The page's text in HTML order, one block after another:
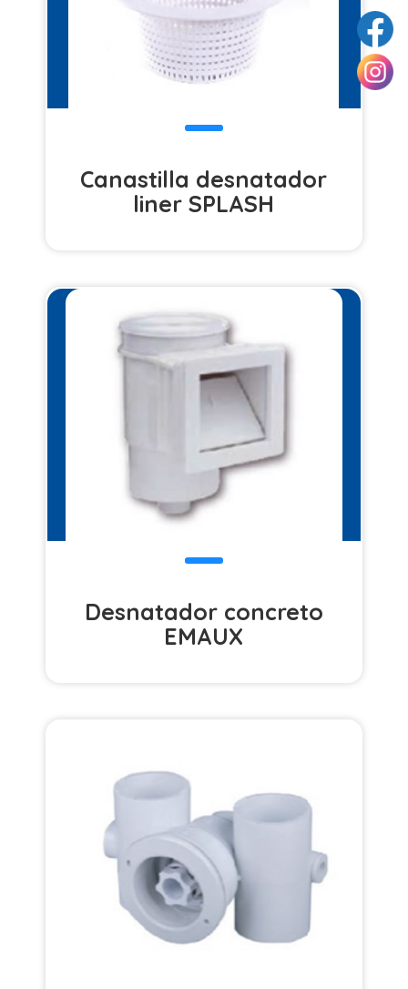
Canastilla desnatador
liner SPLASH
Desnatador concreto
EMAUX